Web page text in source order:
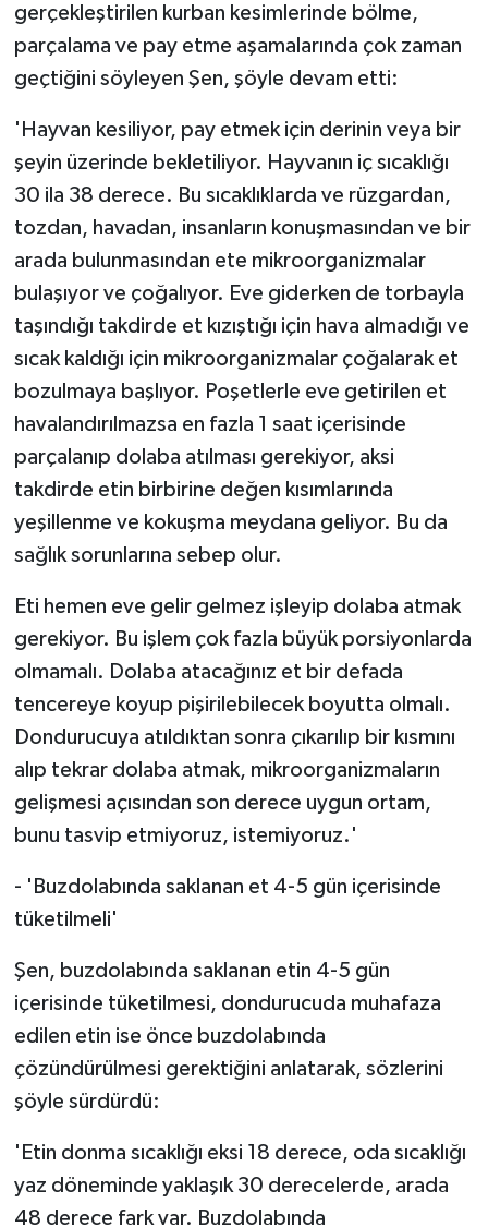
gerçekleştirilen kurban kesimlerinde bölme,
parçalama ve pay etme aşamalarında çok zaman
geçtiğini söyleyen Şen, şöyle devam etti:
'Hayvan kesiliyor, pay etmek için derinin veya bir
şeyin üzerinde bekletiliyor. Hayvanın iç sıcaklığı
30 ila 38 derece. Bu sıcaklıklarda ve rüzgardan,
tozdan, havadan, insanların konuşmasından ve bir
arada bulunmasından ete mikroorganizmalar
bulaşıyor ve çoğalıyor. Eve giderken de torbayla
taşındığı takdirde et kızıştığı için hava almadığı ve
sıcak kaldığı için mikroorganizmalar çoğalarak et
bozulmaya başlıyor. Poşetlerle eve getirilen et
havalandırılmazsa en fazla 1 saat içerisinde
parçalanıp dolaba atılması gerekiyor, aksi
takdirde etin birbirine değen kısımlarında
yeşillenme ve kokuşma meydana geliyor. Bu da
sağlık sorunlarına sebep olur.
Eti hemen eve gelir gelmez işleyip dolaba atmak
gerekiyor. Bu işlem çok fazla büyük porsiyonlarda
olmamalı. Dolaba atacağınız et bir defada
tencereye koyup pişirilebilecek boyutta olmalı.
Dondurucuya atıldıktan sonra çıkarılıp bir kısmını
alıp tekrar dolaba atmak, mikroorganizmaların
gelişmesi açısından son derece uygun ortam,
bunu tasvip etmiyoruz, istemiyoruz.'
- 'Buzdolabında saklanan et 4-5 gün içerisinde
tüketilmeli'
Şen, buzdolabında saklanan etin 4-5 gün
içerisinde tüketilmesi, dondurucuda muhafaza
edilen etin ise önce buzdolabında
çözündürülmesi gerektiğini anlatarak, sözlerini
şöyle sürdürdü:
'Etin donma sıcaklığı eksi 18 derece, oda sıcaklığı
yaz döneminde yaklaşık 30 derecelerde, arada
48 derece fark var. Buzdolabında